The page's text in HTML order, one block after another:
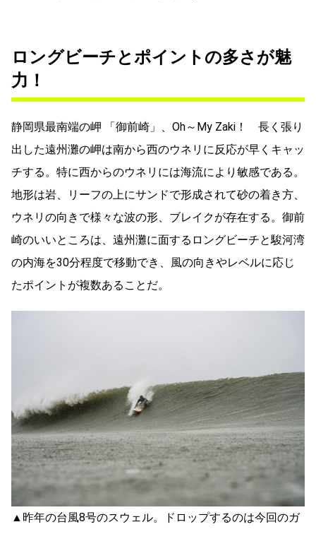
ロングビーチとポイントの多さが魅
力！
静岡県最南端の岬 「御前崎」、Oh～My Zaki！ 長く張り
出した遠州灘の岬は南から西のウネリに反応が早くキャッ
チする。特に西からのウネリには海流により敏感である。
地形は岩、リーフの上にサンドで形成されて砂の着き方、
ウネリの向きで様々な波の形、ブレイクが存在する。御前
崎のいいところは、遠州灘に面するロングビーチと駿河湾
の内海を30分程度で移動でき、風の向きやレベルに応じ
たポイントが複数あることだ。
▲昨年の台風8号のスウェル。ドロップするのは今回のガ